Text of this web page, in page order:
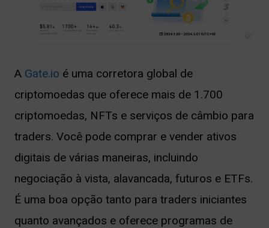
A Gate.io é uma corretora global de
criptomoedas que oferece mais de 1.700
criptomoedas, NFTs e serviços de câmbio para
traders. Você pode comprar e vender ativos
digitais de várias maneiras, incluindo
negociação à vista, alavancada, futuros e ETFs.
É uma boa opção tanto para traders iniciantes
quanto avançados e oferece programas de